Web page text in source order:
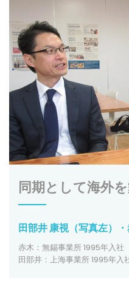
同期として海外
田部井 康視（写真左）・
赤木：無錫事業所 1995年入社
田部井：上海事業所 1995年入